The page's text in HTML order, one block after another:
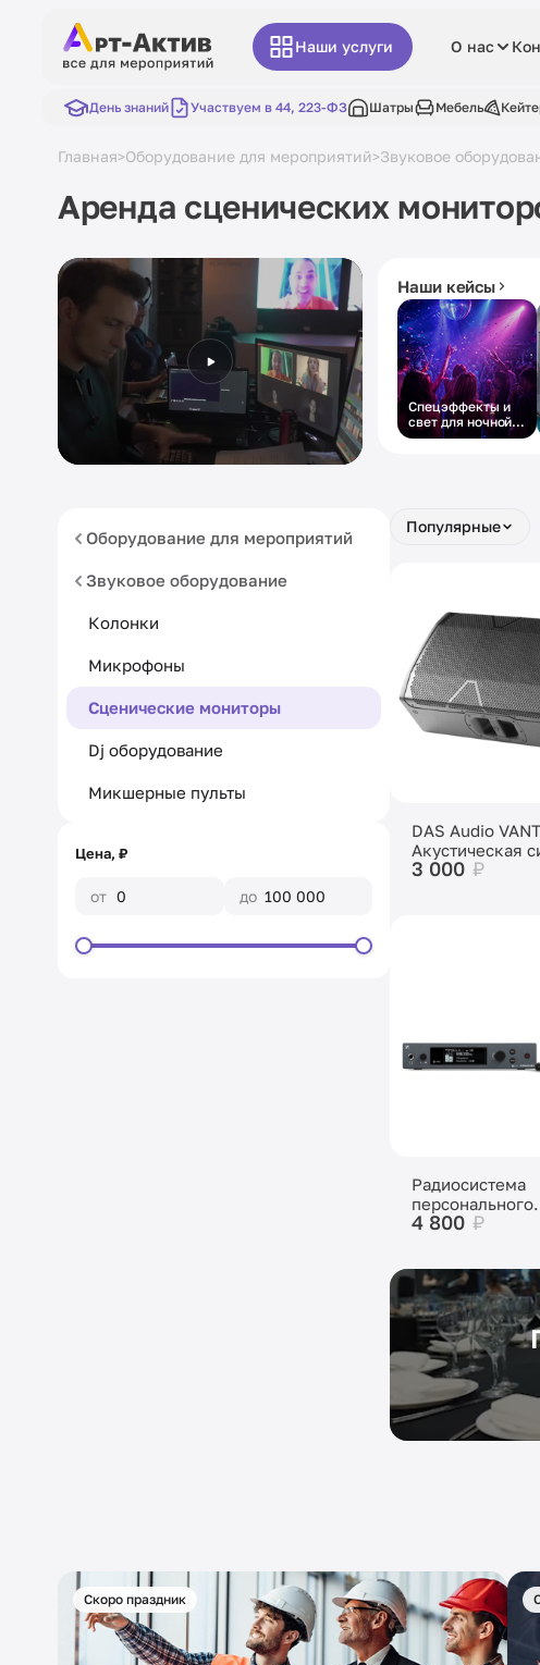
Наши услуги О нас
День знаний Участвуем в 44, 223-ФЗ Шатры Мебель
Главная>Оборудование для мероприятий>Звуковое
Аренда сценических
Наши кейсы
Спецэффекты и
свет для ночной
вечеринки
Оборудование для мероприятий
Звуковое оборудование
Колонки
Микрофоны
Сценические мониторы
Dj оборудование
Микшерные пульты
Цена, ₽
от до
Популярные
DAS Audio
Акустическая
активная
3 000 ₽
Радиосистема
персонального
мониторинга
4 800 ₽
Скоро праздник